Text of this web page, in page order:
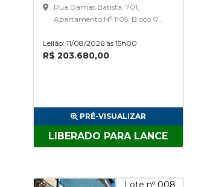
Rua Damas Batista, 701,
Apartamento Nº 1105, Bloco 01,
Jardim Tropical
Leilão: 11/08/2026 às 15h00
R$ 203.680,00
PRÉ-VISUALIZAR
LIBERADO PARA LANCE
Lote nº 008